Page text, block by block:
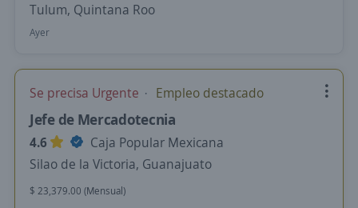
Tulum, Quintana Roo
Ayer
Se precisa Urgente Empleo destacado
Jefe de Mercadotecnia
4.6
Caja Popular Mexicana
Silao de la Victoria, Guanajuato
$ 23,379.00 (Mensual)